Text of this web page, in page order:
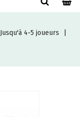
Jusqu'à 4-5 joueurs